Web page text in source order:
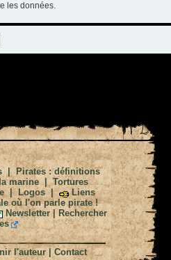
les données.
|Pirates : définitions
marine|Tortures
|Logos|
Liens
où l'on parle pirate !
Newsletter| Rechercher
l'auteur|Contact